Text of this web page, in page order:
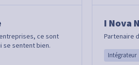
ce sont
se sentent bien.
I Nova
Partenaire
Intégrateur